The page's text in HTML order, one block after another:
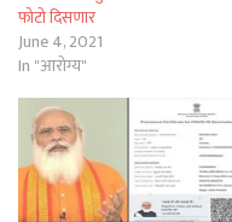
फोटो दिसणार
June 4, 2021
In "आरोग्य"